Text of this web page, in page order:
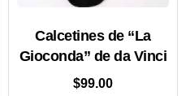
Calcetines de “La
Gioconda” de da Vinci
$99.00